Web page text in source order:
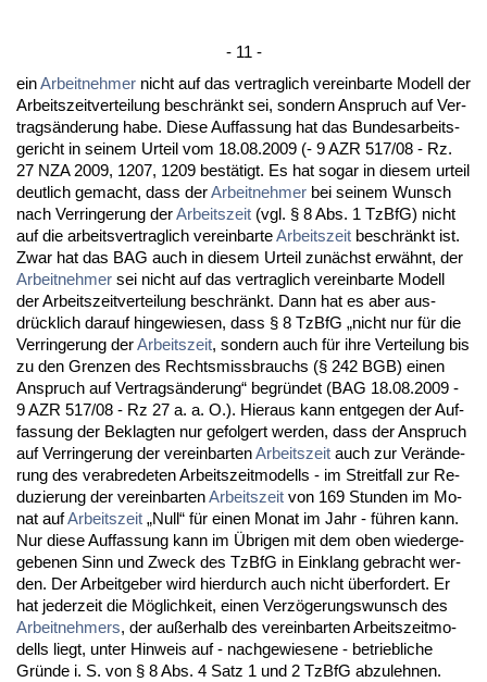
- 11 -
einAr­beit­neh­mer nicht auf das ver­trag­lich ver­ein­bar­te Mo­dell der
Ar­beits­zeit­ver­tei­lung be­schränkt sei, son­dern An­spruch auf Ver­
tragsände­rung ha­be. Die­se Auf­fas­sung hat das Bun­des­ar­beits­
ge­richt in sei­nem Ur­teil vom 18.08.2009 (- 9 AZR 517/08 - Rz.
27 NZA 2009, 1207, 1209 bestätigt. Es hat so­gar in die­sem ur­teil
deut­lich ge­macht, dass derAr­beit­neh­mer bei sei­nem Wunsch
nach Ver­rin­ge­rung derAr­beits­zeit (vgl. § 8 Abs. 1 Tz­B­fG) nicht
auf die ar­beits­ver­trag­lich ver­ein­bar­teAr­beits­zeit be­schränkt ist.
Zwar hat das BAG auch in die­sem Ur­teil zunächst erwähnt, der
Ar­beit­neh­mer sei nicht auf das ver­trag­lich ver­ein­bar­te Mo­dell
der Ar­beits­zeit­ver­tei­lung be­schränkt. Dann hat es aber aus­
drück­lich dar­auf hin­ge­wie­sen, dass § 8 Tz­B­fG „nicht nur für die
Ver­rin­ge­rung derAr­beits­zeit, son­dern auch für ih­re Ver­tei­lung bis
zu den Gren­zen des Rechts­miss­brauchs (§ 242 BGB) ei­nen
An­spruch auf Ver­tragsände­rung“ be­gründet (BAG 18.08.2009 -
9 AZR 517/08 - Rz 27 a. a. O.). Hier­aus kann ent­ge­gen der Auf­
fas­sung der Be­klag­ten nur ge­fol­gert wer­den, dass der An­spruch
auf Ver­rin­ge­rung der ver­ein­bar­tenAr­beits­zeit auch zur Verände­
rung des ver­ab­re­de­ten Ar­beits­zeit­mo­dells - im Streit­fall zur Re­
du­zie­rung der ver­ein­bar­tenAr­beits­zeit von 169 St­un­den im Mo­
nat aufAr­beits­zeit „Null“ für ei­nen Mo­nat im Jahr - führen kann.
Nur die­se Auf­fas­sung kann im Übri­gen mit dem oben wie­der­ge­
ge­be­nen Sinn und Zweck des Tz­B­fG in Ein­klang ge­bracht wer­
den. Der Ar­beit­ge­ber wird hier­durch auch nicht über­for­dert. Er
hat je­der­zeit die Möglich­keit, ei­nen Verzöge­rungs­wunsch des
Ar­beit­neh­mers, der außer­halb des ver­ein­bar­ten Ar­beits­zeit­mo­
dells liegt, un­ter Hin­weis auf - nach­ge­wie­se­ne - be­trieb­li­che
Gründe i. S. von § 8 Abs. 4 Satz 1 und 2 Tz­B­fG ab­zu­leh­nen.